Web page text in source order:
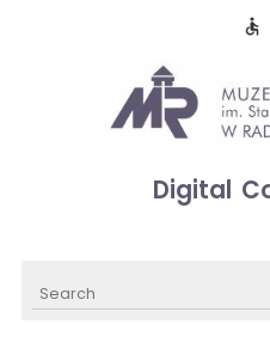
accessible
Digital